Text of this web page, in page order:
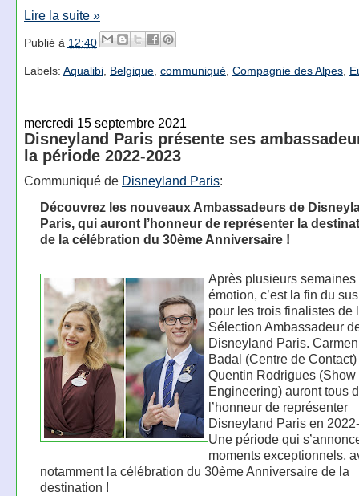
Lire la suite »
Publié à 12:40
Labels: Aqualibi, Belgique, communiqué, Compagnie des Alpes,
mercredi 15 septembre 2021
Disneyland Paris présente ses
la période 2022-2023
Communiqué de Disneyland Paris:
Découvrez les nouveaux Ambassadeurs de
Paris, qui auront l’honneur de représenter la
de la célébration du 30ème Anniversaire !
Après plusieurs semaines
émotion, c’est la fin du
pour les trois finalistes de
Sélection Ambassadeur
Disneyland Paris.
Badal (Centre de Contact)
Quentin Rodrigues
Engineering) auront tous
l’honneur de représenter
Disneyland Paris en
Une période qui
moments exceptionnels,
notamment la célébration du 30ème Anniversaire de la
destination !